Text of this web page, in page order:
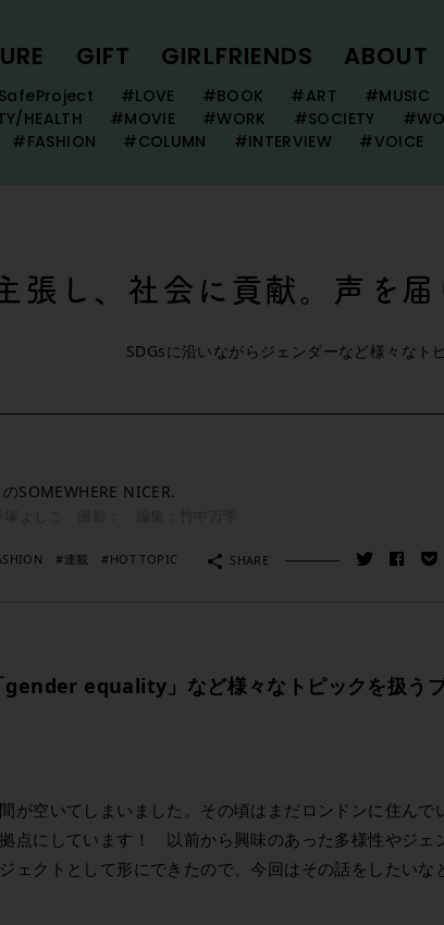
GIFT GIRLFRIENDS ABOUT
#LOVE #BOOK #ART
#MUSIC
HEALTH
#MOVIE #WORK #SOCIETY
#FASHION #COLUMN #INTERVIEW #VOICE
張し、社会に貢献。声を
SDGsに沿いながらジェンダーなど様々なト
SOMEWHERE NICER.
#連載 #HOT TOPIC SHARE
gender equality」など様々なトピックを扱う
が空いてしまいました。その頃はまだロンドンに住んで
点にしています！ 以前から興味のあった多様性やジェ
ェクトとして形にできたので、今回はその話をしたいな